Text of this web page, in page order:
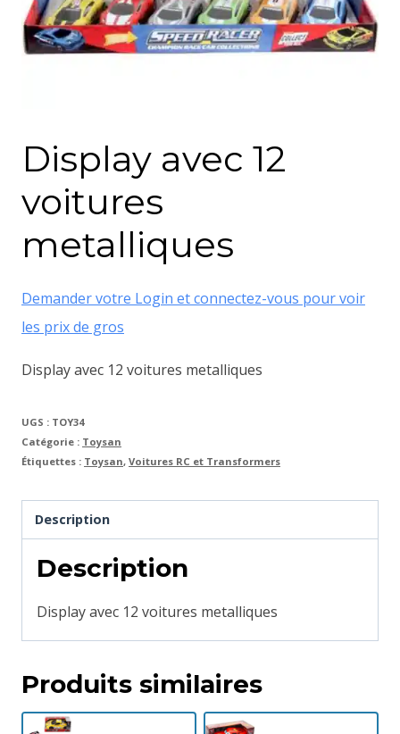
Display avec 12
voitures
metalliques
Demander votre Login et connectez-vous pour voir
les prix de gros
Display avec 12 voitures metalliques
UGS : TOY34
Catégorie : Toysan
Étiquettes : Toysan, Voitures RC et Transformers
Description
Description
Display avec 12 voitures metalliques
Produits similaires